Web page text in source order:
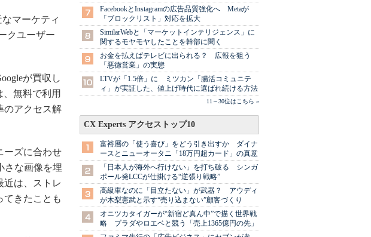
マーケティ
クユーザー
が買収し
無料で利用
のアクセス解
ーズに合わせ
さな画像を埋
近は、ストレ
てきたことも
FacebookとInstagramの広告品質強化へ Metaが
「ブロックリスト」対応を拡大
SimilarWebと「マーケットインテリジェンス」に
関するモヤモヤしたことを幹部に聞く
お金を払えばテレビに出られる？ 広報を狙う
「悪徳営業」の実態
LTVが「1.5倍」に ミツカン「腸活コミュニテ
ィ」が実証した、値上げ時代に選ばれ続ける方法
11～30位はこちら »
CX Experts アクセストップ10
富裕層の「使う喜び」をどう引き出すか ダイナ
ースとニューオータニ「18万円超カード」の真意
「日本人が海外へ行けない」を打ち破る シンガ
ポール発LCCが仕掛ける“逆張り戦略”
高級車なのに「目立たない」が武器？ アウディ
が木梨憲武と示す“売り込まない”顧客づくり
オニツカタイガーが“新宿ど真ん中”で描く世界戦
略 プラダやロエベと競う「売上1365億円の先」